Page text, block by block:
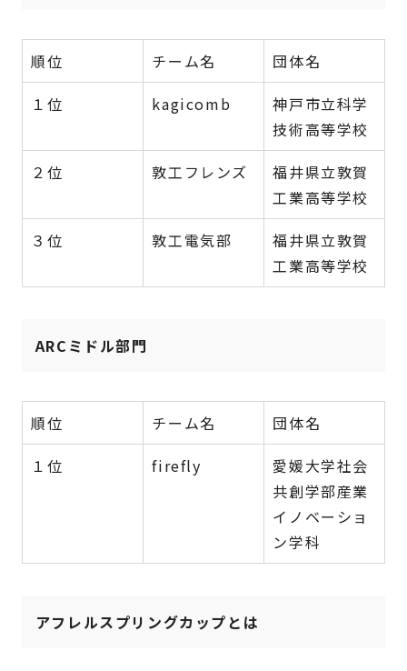
順位 チーム名
団体名
１位
kagicomb
神戸市立科学
技術高等学校
２位
敦工フレンズ
福井県立敦賀
工業高等学校
３位
敦工電気部
福井県立敦賀
工業高等学校
ARCミドル部門
順位 チーム名
団体名
１位
firefly
愛媛大学社会
共創学部産業
イノベーショ
ン学科
アフレルスプリングカップとは